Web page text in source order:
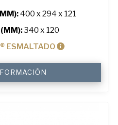
400 x 294 x 121
340 x 120
ESMALTADO